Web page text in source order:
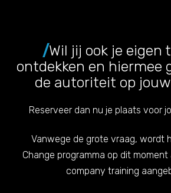
/Wil jij ook je eigen
ontdekken en hiermee
de autoriteit op
Reserveer dan nu je plaats voor
Vanwege de grote vraag, wordt
Change programma op dit
company training